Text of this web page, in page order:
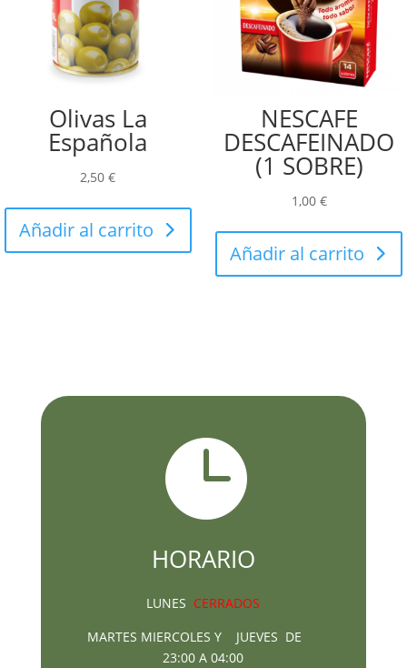
Olivas La
Española
2,50€
Añadir al carrito
NESCAFE
DESCAFEINADO
(1 SOBRE)
1,00 €
Añadir al carrito

HORARIO
LUNES CERRADOS
MARTES MIERCOLES Y JUEVES DE
23:00 A 04:00